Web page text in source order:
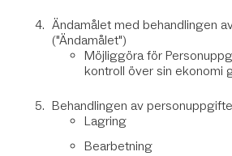
Ändamålet med behandlingen
("Ändamålet")
Möjliggöra för
kontroll över sin ekonomi
Behandlingen av
Lagring
Bearbetning